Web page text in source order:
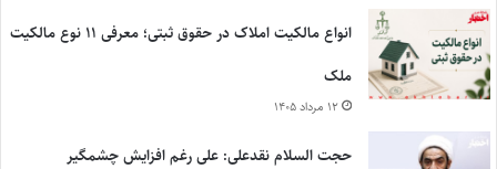
انواع مالکیت املاک در حقوق ثبتی؛ معرفی ۱۱ نوع مالکیت
ملک
۱۲ مرداد ۱۴۰۵
حجت السلام نقدعلی: علی رغم افزایش چشمگیر